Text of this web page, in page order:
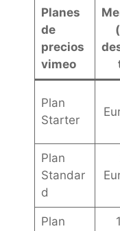
Planes
de
precios
vimeo
Plan
Starter
Plan
Standar
d
Plan